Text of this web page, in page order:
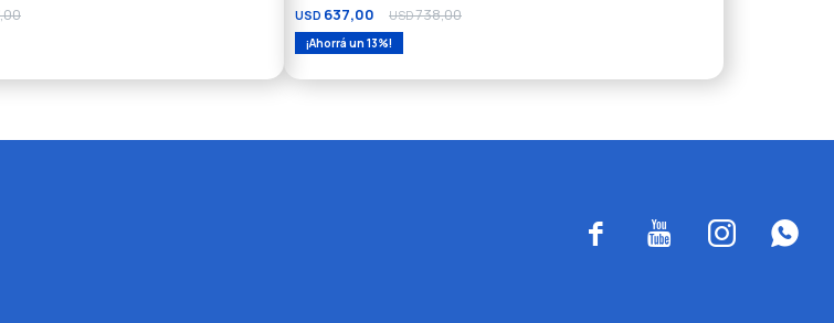
USD 637,00 USD738,00
13
   